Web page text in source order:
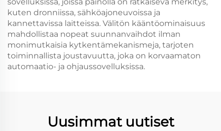
kuten dronniissa, sähköajoneuvoissa ja
kannettavissa laitteissa. Välitön kääntöominaisuus
mahdollistaa nopeat suunnanvaihdot ilman
monimutkaisia kytkentämekanismeja, tarjoten
toiminnallista joustavuutta, joka on korvaamaton
automaatio- ja ohjaussovelluksissa.
Uusimmat uutiset